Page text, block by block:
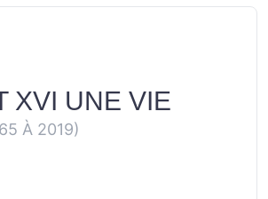
XVI UNE VIE
À 2019)